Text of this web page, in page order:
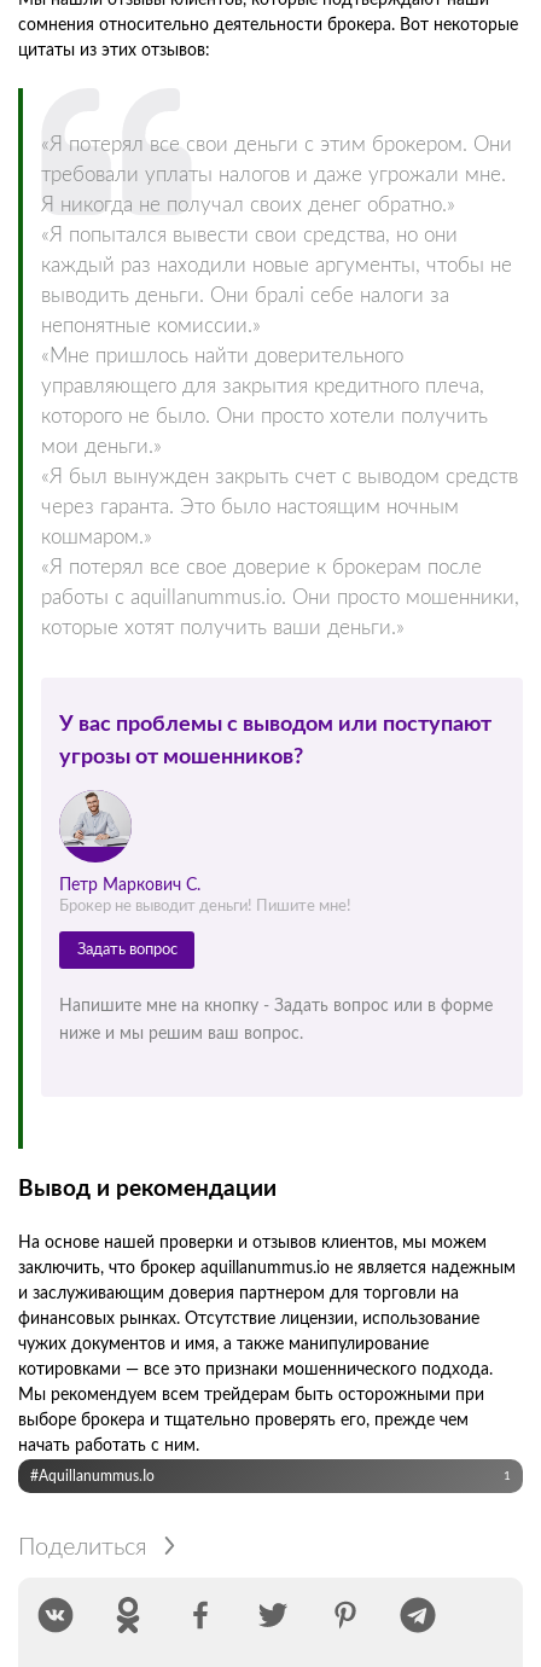
сомнения относительно деятельности брокера. Вот некоторые
цитаты из этих отзывов:
«Я потерял все свои деньги с этим брокером. Они
требовали уплаты налогов и даже угрожали мне.
Я никогда не получал своих денег обратно.»
«Я попытался вывести свои средства, но они
каждый раз находили новые аргументы, чтобы не
выводить деньги. Они бралі себе налоги за
непонятные комиссии.»
«Мне пришлось найти доверительного
управляющего для закрытия кредитного плеча,
которого не было. Они просто хотели получить
мои деньги.»
«Я был вынужден закрыть счет с выводом средств
через гаранта. Это было настоящим ночным
кошмаром.»
«Я потерял все свое доверие к брокерам после
работы с aquillanummus.io. Они просто мошенники,
которые хотят получить ваши деньги.»
У вас проблемы с выводом или поступают
угрозы от мошенников?
Петр Маркович С.
Брокер не выводит деньги! Пишите мне!
Задать вопрос
Напишите мне на кнопку - Задать вопрос или в форме
ниже и мы решим ваш вопрос.
Вывод и рекомендации
На основе нашей проверки и отзывов клиентов, мы можем
заключить, что брокер aquillanummus.io не является надежным
и заслуживающим доверия партнером для торговли на
финансовых рынках. Отсутствие лицензии, использование
чужих документов и имя, а также манипулирование
котировками — все это признаки мошеннического подхода.
Мы рекомендуем всем трейдерам быть осторожными при
выборе брокера и тщательно проверять его, прежде чем
начать работать с ним.
#aquillanummus.io 1
Поделиться